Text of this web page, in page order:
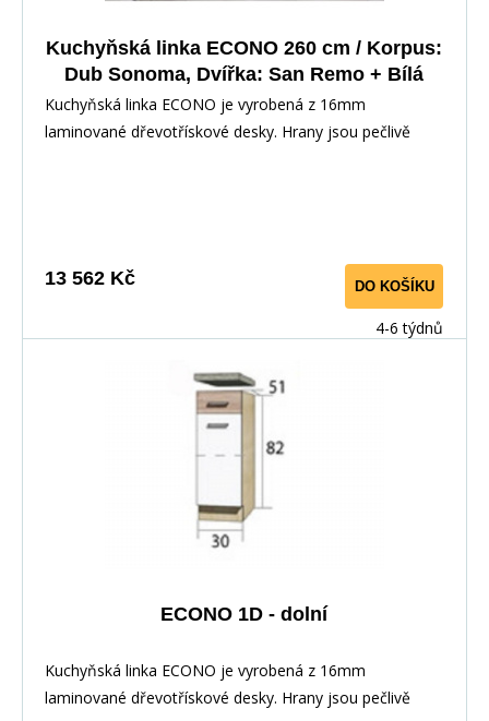
Kuchyňská linka ECONO 260 cm / Korpus:
Dub Sonoma, Dvířka: San Remo + Bílá
Kuchyňská linka ECONO je vyrobená z 16mm
laminované dřevotřískové desky. Hrany jsou pečlivě
pracovní desku na každou skříňku zvlášť, nebo vcelku (
max. délka je 3m ), hloubka desky je 60 cm. Pracovní
deska není v ceně kuchyňské linky. Materiál: : vysoce
provedení: : Korpus: Dub Sonoma : Dvířka: San Remo +
Bílá : Pracovní deska v barvě traventin
13 562 Kč DO KOŠÍKU
4-6 týdnů
ECONO 1D - dolní
Kuchyňská linka ECONO je vyrobená z 16mm
laminované dřevotřískové desky. Hrany jsou pečlivě